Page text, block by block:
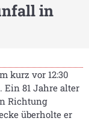
in
kurz vor 12:30
81 Jahre alter
Richtung
überholte er